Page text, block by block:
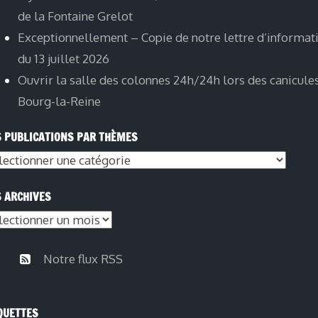
de la Fontaine Grelot
Exceptionnellement – Copie de notre lettre
du 13 juillet 2026
Ouvrir la salle des colonnes 24h/24h lors des
Bourg-la-Reine
PUBLICATIONS PAR THÈMES
ARCHIVES
Notre flux RSS